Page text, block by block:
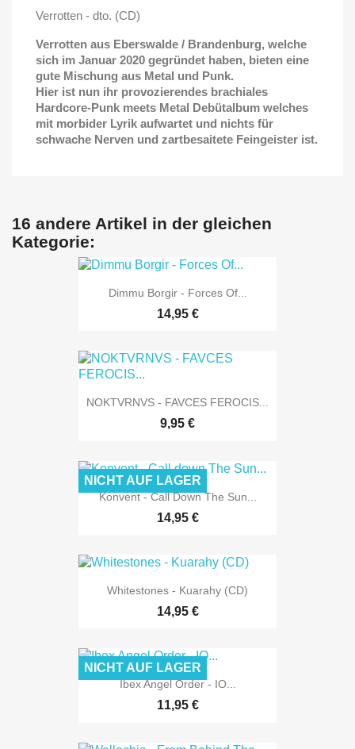
Verrotten - dto. (CD)
Verrotten aus Eberswalde / Brandenburg, welche
sich im Januar 2020 gegründet haben, bieten eine
gute Mischung aus Metal und Punk.
Hier ist nun ihr provozierendes brachiales
Hardcore-Punk meets Metal Debütalbum welches
mit morbider Lyrik aufwartet und nichts für
schwache Nerven und zartbesaitete Feingeister ist.
16 andere Artikel in der gleichen
Kategorie:
Dimmu Borgir - Forces Of...
14,95 €
NOKTVRNVS - FAVCES FEROCIS...
9,95 €
Konvent - Call Down The Sun...
14,95 €
NICHT AUF LAGER
Whitestones - Kuarahy (CD)
14,95 €
Ibex Angel Order - IO...
11,95 €
NICHT AUF LAGER